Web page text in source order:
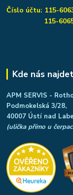
Číslo účtu: 115-
115-
Kde nás
APM SERVIS -
Podmokelská 3/28,
40007 Ústí nad
(ulička přímo u